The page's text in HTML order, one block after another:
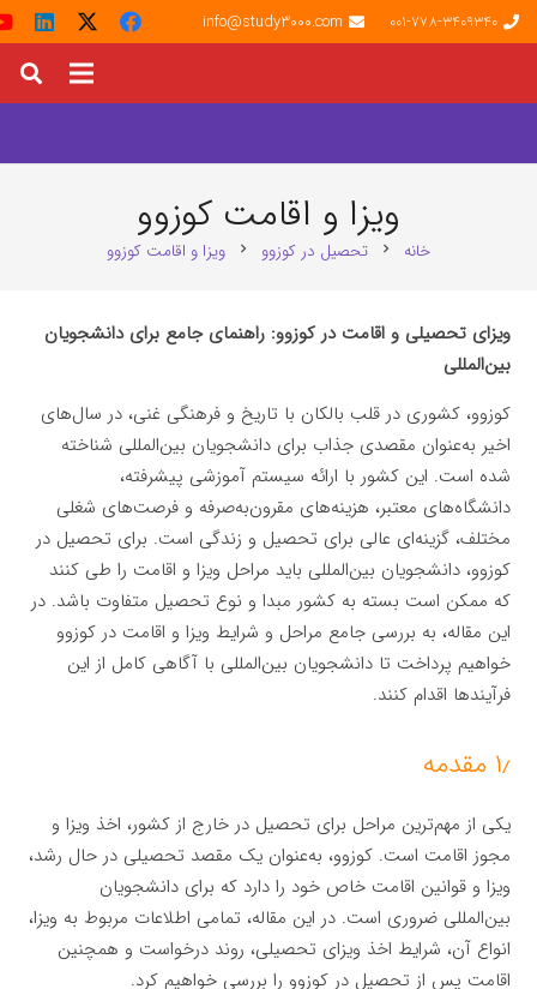
001-778-3409340
info@study3000.com
ویزا و اقامت کوزوو
خانه chevron_right تحصیل در کوزوو chevron_right ویزا و اقامت کوزوو
ویزای تحصیلی و اقامت در کوزوو: راهنمای جامع برای دانشجویان
بین‌المللی
کوزوو، کشوری در قلب بالکان با تاریخ و فرهنگی غنی، در سال‌های
اخیر به‌عنوان مقصدی جذاب برای دانشجویان بین‌المللی شناخته
شده است. این کشور با ارائه سیستم آموزشی پیشرفته،
دانشگاه‌های معتبر، هزینه‌های مقرون‌به‌صرفه و فرصت‌های شغلی
مختلف، گزینه‌ای عالی برای تحصیل و زندگی است. برای تحصیل در
کوزوو، دانشجویان بین‌المللی باید مراحل ویزا و اقامت را طی کنند
که ممکن است بسته به کشور مبدا و نوع تحصیل متفاوت باشد. در
این مقاله، به بررسی جامع مراحل و شرایط ویزا و اقامت در کوزوو
خواهیم پرداخت تا دانشجویان بین‌المللی با آگاهی کامل از این
فرآیندها اقدام کنند.
۱٫ مقدمه
یکی از مهم‌ترین مراحل برای تحصیل در خارج از کشور، اخذ ویزا و
مجوز اقامت است. کوزوو، به‌عنوان یک مقصد تحصیلی در حال رشد،
ویزا و قوانین اقامت خاص خود را دارد که برای دانشجویان
بین‌المللی ضروری است. در این مقاله، تمامی اطلاعات مربوط به ویزا،
انواع آن، شرایط اخذ ویزای تحصیلی، روند درخواست و همچنین
اقامت پس از تحصیل در کوزوو را بررسی خواهیم کرد.